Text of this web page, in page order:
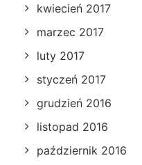
kwiecień 2017
marzec 2017
luty 2017
styczeń 2017
grudzień 2016
listopad 2016
październik 2016